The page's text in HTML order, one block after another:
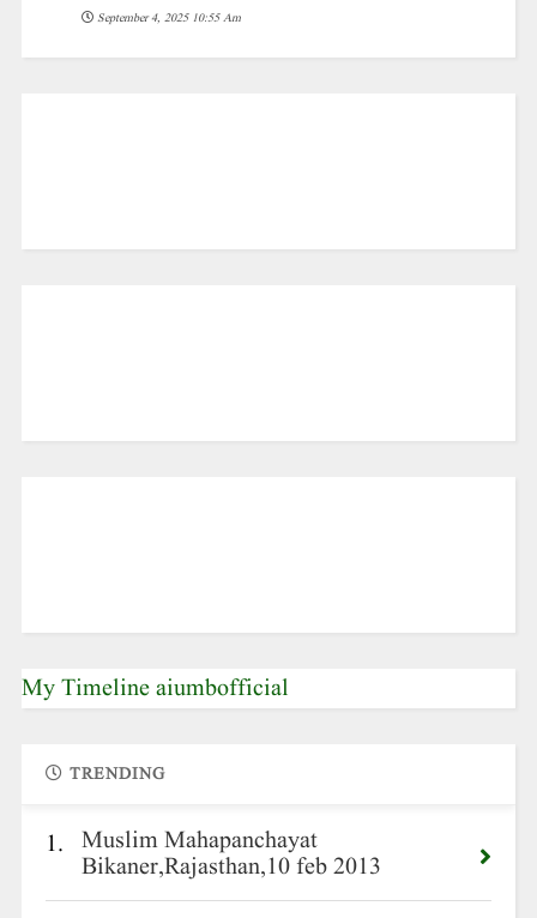
September 4, 2025 10:55 Am
My Timeline aiumbofficial
TRENDING
1. Muslim Mahapanchayat
Bikaner,Rajasthan,10 feb 2013